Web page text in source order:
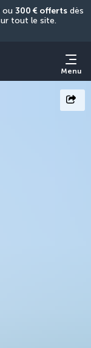
ou 300 € offerts dès
Menu